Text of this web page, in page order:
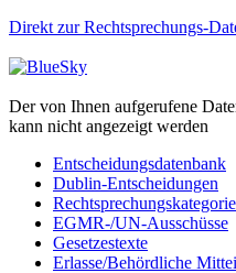
Direkt zur Rechtsprechungs-
Der von Ihnen aufgerufene
kann nicht angezeigt werden
Entscheidungsdatenbank
Dublin-Entscheidungen
EGMR-/UN-Ausschüsse
Gesetzestexte
Erlasse/Behördliche